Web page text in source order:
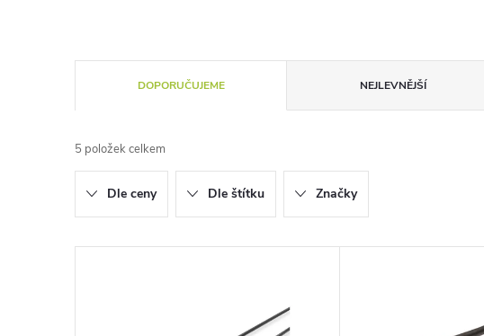
a
z
e
n
DOPORUČUJEME NEJLEVNĚJŠÍ
5 položek celkem
Dle ceny Dle štítku Značky